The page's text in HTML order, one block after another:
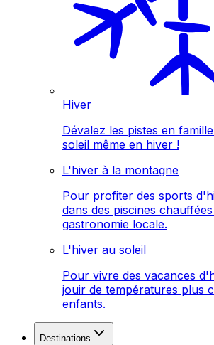
Hiver
Dévalez les pistes en
soleil même en hiver !
L'hiver à la montagne
Pour profiter des sports
dans des piscines
gastronomie locale.
L'hiver au soleil
Pour vivre des vacances
jouir de températures plus
enfants.
Destinations